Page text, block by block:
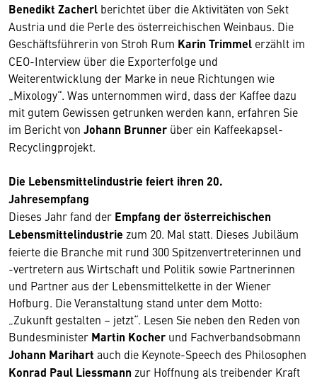
Benedikt Zacherl berichtet über die Aktivitäten von Sekt
Austria und die Perle des österreichischen Weinbaus. Die
Geschäftsführerin von Stroh Rum Karin Trimmel erzählt im
CEO-Interview über die Exporterfolge und
Weiterentwicklung der Marke in neue Richtungen wie
„Mixology“. Was unternommen wird, dass der Kaffee dazu
mit gutem Gewissen getrunken werden kann, erfahren Sie
im Bericht von Johann Brunner über ein Kaffeekapsel-
Recyclingprojekt.
Die Lebensmittelindustrie feiert ihren 20.
Jahresempfang
Dieses Jahr fand der Empfang der österreichischen
Lebensmittelindustrie zum 20. Mal statt. Dieses Jubiläum
feierte die Branche mit rund 300 Spitzenvertreterinnen und
-vertretern aus Wirtschaft und Politik sowie Partnerinnen
und Partner aus der Lebensmittelkette in der Wiener
Hofburg. Die Veranstaltung stand unter dem Motto:
„Zukunft gestalten – jetzt“. Lesen Sie neben den Reden von
Bundesminister Martin Kocher und Fachverbandsobmann
Johann Marihart auch die Keynote-Speech des Philosophen
Konrad Paul Liessmann zur Hoffnung als treibender Kraft